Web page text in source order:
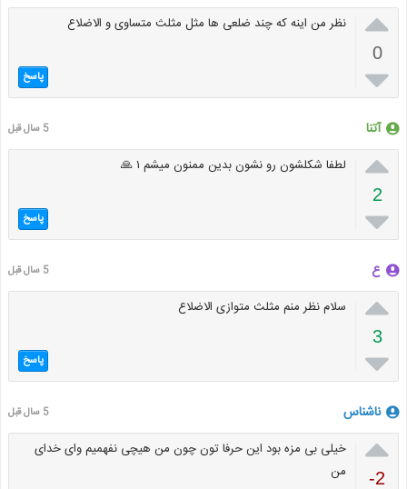

0

نظر من اینه که چند ضلعی ها مثل مثلث متساوی و الاضلاع
پاسخ
آتنا 5 سال قبل

2

لطفا شکلشون رو نشون بدین ممنون میشم ۱ 🙏
پاسخ
ع 5 سال قبل

3

سلام نظر منم مثلث متوازی الاضلاع
پاسخ
ناشناس 5 سال قبل

-2
خیلی بی مزه بود این حرفا تون چون من هیچی نفهمیم وای خدای
من